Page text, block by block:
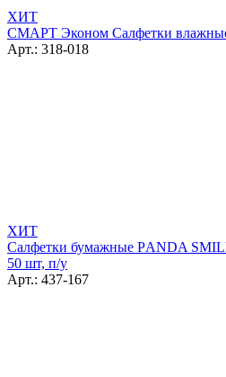
ХИТ
СМАРТ Эконом Салфетки
Арт.: 318-018
ХИТ
Салфетки бумажные РANDA
50 шт, п/у
Арт.: 437-167